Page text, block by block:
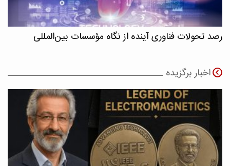
رصد تحولات فناوری آینده از نگاه مؤسسات بین‌المللی
اخبار برگزیده